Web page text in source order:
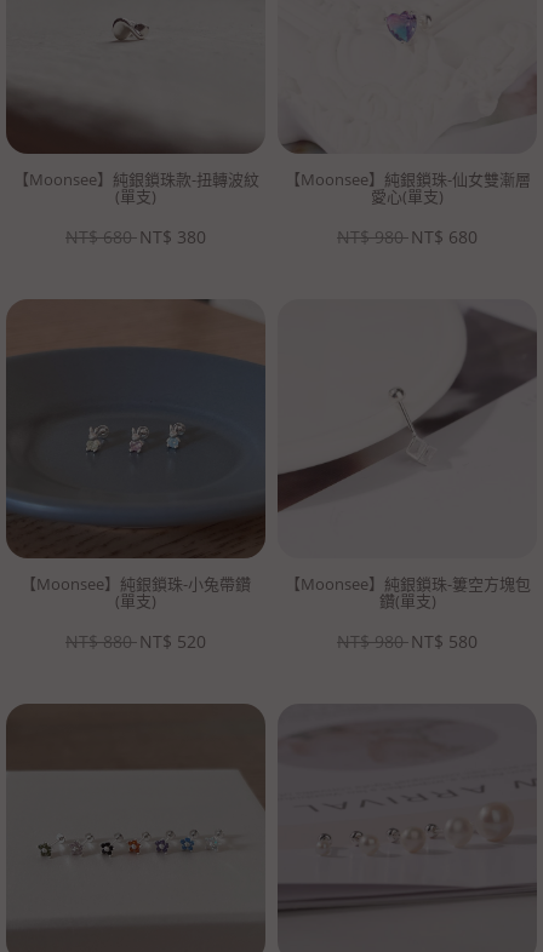
【Moonsee】純銀鎖珠款-扭轉波紋
(單支)
NT$ 680 NT$ 380
【Moonsee】純銀鎖珠-仙女雙漸層
愛心(單支)
NT$ 980 NT$ 680
【Moonsee】純銀鎖珠-小兔帶鑽
(單支)
NT$ 880 NT$ 520
【Moonsee】純銀鎖珠-簍空方塊包
鑽(單支)
NT$ 980 NT$ 580